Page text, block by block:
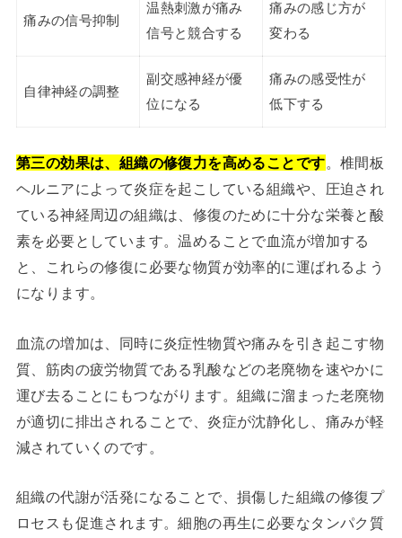
痛みの信号抑制
温熱刺激が痛み
信号と競合する
痛みの感じ方が
変わる
自律神経の調整
副交感神経が優
位になる
痛みの感受性が
低下する
第三の効果は、組織の修復力を高めることです。椎間板
ヘルニアによって炎症を起こしている組織や、圧迫され
ている神経周辺の組織は、修復のために十分な栄養と酸
素を必要としています。温めることで血流が増加する
と、これらの修復に必要な物質が効率的に運ばれるよう
になります。
血流の増加は、同時に炎症性物質や痛みを引き起こす物
質、筋肉の疲労物質である乳酸などの老廃物を速やかに
運び去ることにもつながります。組織に溜まった老廃物
が適切に排出されることで、炎症が沈静化し、痛みが軽
減されていくのです。
組織の代謝が活発になることで、損傷した組織の修復プ
ロセスも促進されます。細胞の再生に必要なタンパク質